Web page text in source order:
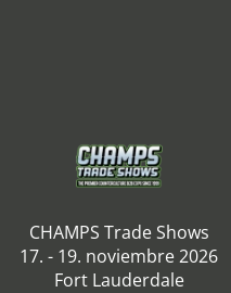
CHAMPS Trade Shows
17. - 19. noviembre 2026
Fort Lauderdale